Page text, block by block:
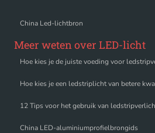
China Led-lichtbron
Meer weten over LED-licht
Hoe kies je de juiste voeding voor
Hoe kies je een ledstriplicht van betere
12 Tips voor het gebruik van
China LED-aluminiumprofielbrongids